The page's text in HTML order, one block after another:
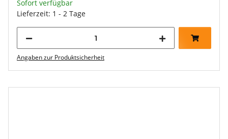
Sofort verfügbar
Lieferzeit: 1 - 2 Tage
Angaben zur Produktsicherheit